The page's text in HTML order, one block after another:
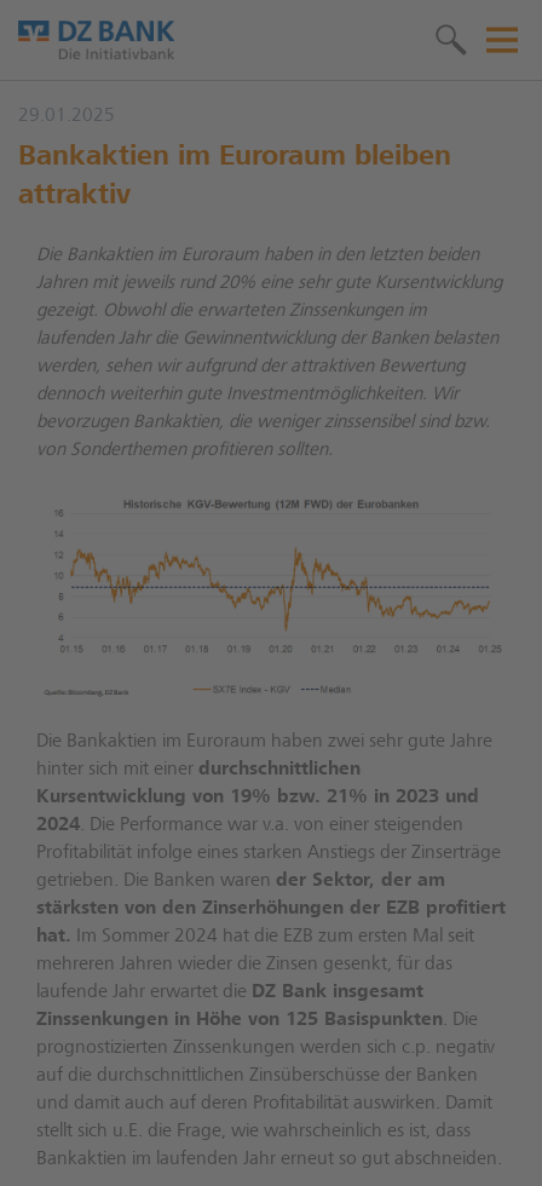
29.01.2025
Bankaktien im Euroraum bleiben
attraktiv
Die Bankaktien im Euroraum haben in den letzten beiden
Jahren mit jeweils rund 20% eine sehr gute Kursentwicklung
gezeigt. Obwohl die erwarteten Zinssenkungen im
laufenden Jahr die Gewinnentwicklung der Banken belasten
werden, sehen wir aufgrund der attraktiven Bewertung
dennoch weiterhin gute Investmentmöglichkeiten. Wir
bevorzugen Bankaktien, die weniger zinssensibel sind bzw.
von Sonderthemen profitieren sollten.
Die Bankaktien im Euroraum haben zwei sehr gute Jahre
hinter sich mit einer durchschnittlichen
Kursentwicklung von 19% bzw. 21% in 2023 und
2024. Die Performance war v.a. von einer steigenden
Profitabilität infolge eines starken Anstiegs der Zinserträge
getrieben. Die Banken waren der Sektor, der am
stärksten von den Zinserhöhungen der EZB profitiert
hat.
Im Sommer 2024 hat die EZB zum ersten Mal seit
mehreren Jahren wieder die Zinsen gesenkt, für das
laufende Jahr erwartet die DZ Bank insgesamt
Zinssenkungen in Höhe von 125 Basispunkten . Die
prognostizierten Zinssenkungen werden sich c.p. negativ
auf die durchschnittlichen Zinsüberschüsse der Banken
und damit auch auf deren Profitabilität auswirken. Damit
stellt sich u.E. die Frage, wie wahrscheinlich es ist, dass
Bankaktien im laufenden Jahr erneut so gut abschneiden.